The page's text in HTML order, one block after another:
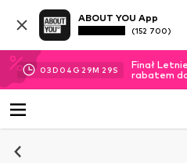
ABOUT YOU App
(152 700)
03D 04 G 29M 29S
Finał
rabatem